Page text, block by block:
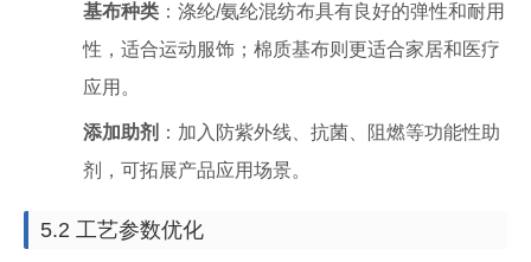
基布种类 ：涤纶/氨纶混纺布具有良好的弹性和耐用
性，适合运动服饰；棉质基布则更适合家居和医疗
应用。
添加助剂 ：加入防紫外线、抗菌、阻燃等功能性助
剂，可拓展产品应用场景。
5.2 工艺参数优化